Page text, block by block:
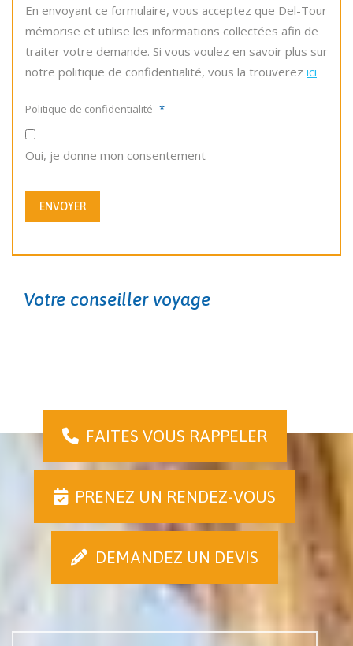
En envoyant ce formulaire, vous acceptez que Del-Tour
mémorise et utilise les informations collectées afin de
traiter votre demande. Si vous voulez en savoir plus sur
notre politique de confidentialité, vous la trouverez ici
Politique de confidentialité *
Oui, je donne mon consentement
ENVOYER
Votre conseiller voyage
FAITES VOUS RAPPELER
PRENEZ UN RENDEZ-VOUS
DEMANDEZ UN DEVIS